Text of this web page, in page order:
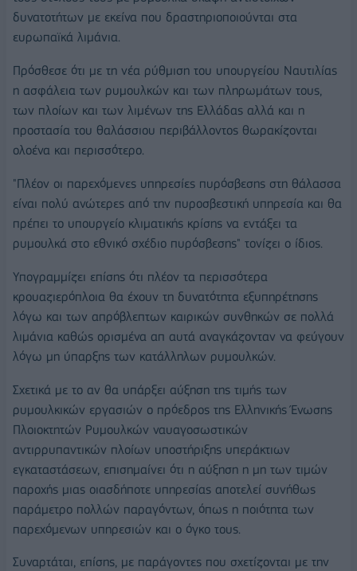
δυνατοτήτων με εκείνα που δραστηριοποιούνται στα
ευρωπαϊκά λιμάνια.
Πρόσθεσε ότι με τη νέα ρύθμιση του υπουργείου Ναυτιλίας
η ασφάλεια των ρυμουλκών και των πληρωμάτων τους,
των πλοίων και των λιμένων της Ελλάδας αλλά και η
προστασία του θαλάσσιου περιβάλλοντος θωρακίζονται
ολοένα και περισσότερο.
"Πλέον οι παρεχόμενες υπηρεσίες πυρόσβεσης στη θάλασσα
είναι πολύ ανώτερες από την πυροσβεστική υπηρεσία και θα
πρέπει το υπουργείο κλιματικής κρίσης να εντάξει τα
ρυμουλκά στο εθνικό σχέδιο πυρόσβεσης" τονίζει ο ίδιος.
Υπογραμμίζει επίσης ότι πλέον τα περισσότερα
κρουαζιερόπλοια θα έχουν τη δυνατότητα εξυπηρέτησης
λόγω και των απρόβλεπτων καιρικών συνθηκών σε πολλά
λιμάνια καθώς ορισμένα απ αυτά αναγκάζονταν να φεύγουν
λόγω μη ύπαρξης των κατάλληλων ρυμουλκών.
Σχετικά με το αν θα υπάρξει αύξηση της τιμής των
ρυμουλκικών εργασιών ο πρόεδρος της Ελληνικής Ένωσης
Πλοιοκτητών Ρυμουλκών ναυαγοσωστικών
αντιρρυπαντικών πλοίων υποστήριξης υπεράκτιων
εγκαταστάσεων, επισημαίνει ότι η αύξηση η μη των τιμών
παροχής μιας οιασδήποτε υπηρεσίας αποτελεί συνήθως
παράμετρο πολλών παραγόντων, όπως η ποιότητα των
παρεχόμενων υπηρεσιών και ο όγκο τους.
Συναρτάται, επίσης, με παράγοντες που σχετίζονται με την